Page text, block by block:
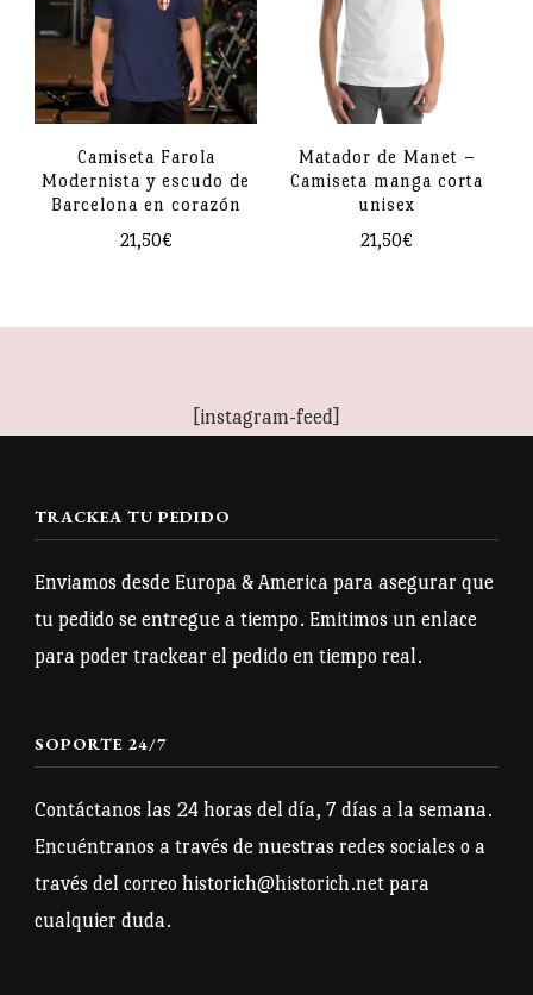
Las
opciones
pueden
elegir
en
la
opciones
se
pueden
elegir
de
Camiseta Farola
Modernista y escudo de
Barcelona en corazón
21,50€
variantes.
se
pueden
elegir
en
producto
Matador de Manet –
Camiseta manga corta
unisex
21,50€
se
pueden
elegir
en
producto
[instagram-feed]
TRACKEA TU PEDIDO
Enviamos desde Europa & America para asegurar que
tu pedido se entregue a tiempo. Emitimos un enlace
para poder trackear el pedido en tiempo real.
SOPORTE 24/7
Contáctanos las 24 horas del día, 7 días a la semana.
Encuéntranos a través de nuestras redes sociales o a
través del correo historich@historich.net para
cualquier duda.